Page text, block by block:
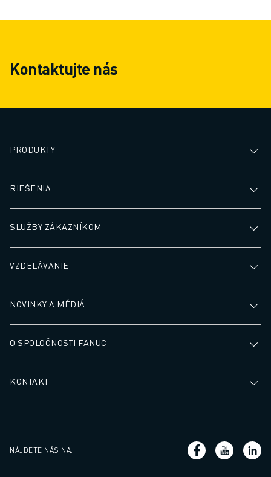
Kontaktujte nás
PRODUKTY
RIEŠENIA
SLUŽBY ZÁKAZNÍKOM
VZDELÁVANIE
NOVINKY A MÉDIÁ
O SPOLOČNOSTI FANUC
KONTAKT
NÁJDETE NÁS NA: